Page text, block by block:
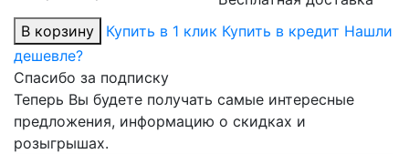
В корзину
Купить в 1 клик Купить в кредит Нашли
дешевле?
Спасибо за подписку
Теперь Вы будете получать самые интересные
предложения, информацию о скидках и
розыгрышах.